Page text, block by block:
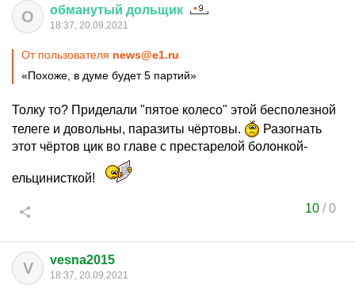
О обманутый дольщик
18:37, 20.09.2021
От пользователя news@e1.ru
«Похоже, в думе будет 5 партий»
Толку то? Приделали "пятое колесо" этой бесполезной
телеге и довольны, паразиты чёртовы.
Разогнать
этот чёртов цик во главе с престарелой болонкой-
ельцинисткой!
10 /0
V vesna2015
18:37, 20.09.2021